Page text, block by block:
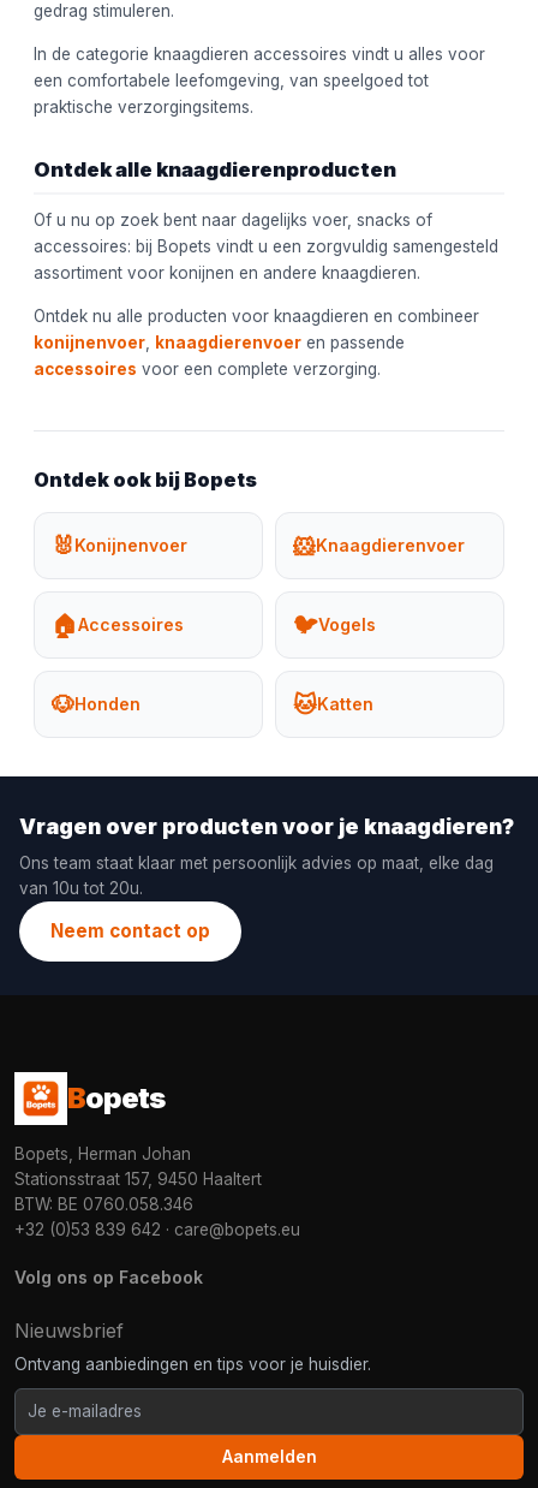
gedrag stimuleren.
In de categorie knaagdieren accessoires vindt u alles voor
een comfortabele leefomgeving, van speelgoed tot
praktische verzorgingsitems.
Ontdek alle knaagdierenproducten
Of u nu op zoek bent naar dagelijks voer, snacks of
accessoires: bij Bopets vindt u een zorgvuldig samengesteld
assortiment voor konijnen en andere knaagdieren.
Ontdek nu alle producten voor knaagdieren en combineer
konijnenvoer, knaagdierenvoer en passende
accessoires voor een complete verzorging.
Ontdek ook bij Bopets
🐰Konijnenvoer 🐹Knaagdierenvoer
🏠Accessoires 🐦Vogels
🐶Honden 🐱Katten
Vragen over producten voor je knaagdieren?
Ons team staat klaar met persoonlijk advies op maat, elke dag
van 10u tot 20u.
Neem contact op
Bopets
Bopets, Herman Johan
Stationsstraat 157, 9450 Haaltert
BTW: BE 0760.058.346
+32 (0)53 839 642 · care@bopets.eu
Volg ons op Facebook
Nieuwsbrief
Ontvang aanbiedingen en tips voor je huisdier.
Aanmelden